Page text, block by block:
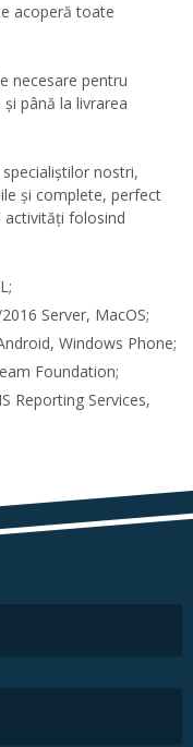
acoperă toate
necesare pentru
până la livrarea
nostri,
şi complete, perfect
activităţi folosind
Server, MacOS;
Windows Phone;
Foundation;
Reporting Services,